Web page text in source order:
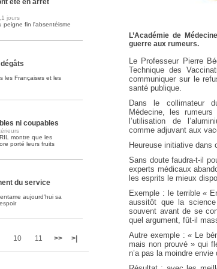
La journée mondiale des
lire la suite >>
été en arrêt
jours
peigne fin l'absentéisme
les Françaises et les
ni coupables
montre que les
porté leurs fruits
du service
aujourd'hui sa
10 11 >> >|
L’Académie de
guerre aux rumeurs.
Le Professeur Pierre
Technique des
communiquer sur le
santé publique.
Dans le collimateur
Médecine, les
l’utilisation de
comme adjuvant aux
Heureuse initiative dans
Sans doute faudra-t-il
experts médicaux
les esprits le mieux
Exemple : le terrible «
aussitôt que la
souvent avant de se
quel argument, fût-il
Autre exemple : « Le
mais non prouvé » qui
n’a pas la moindre